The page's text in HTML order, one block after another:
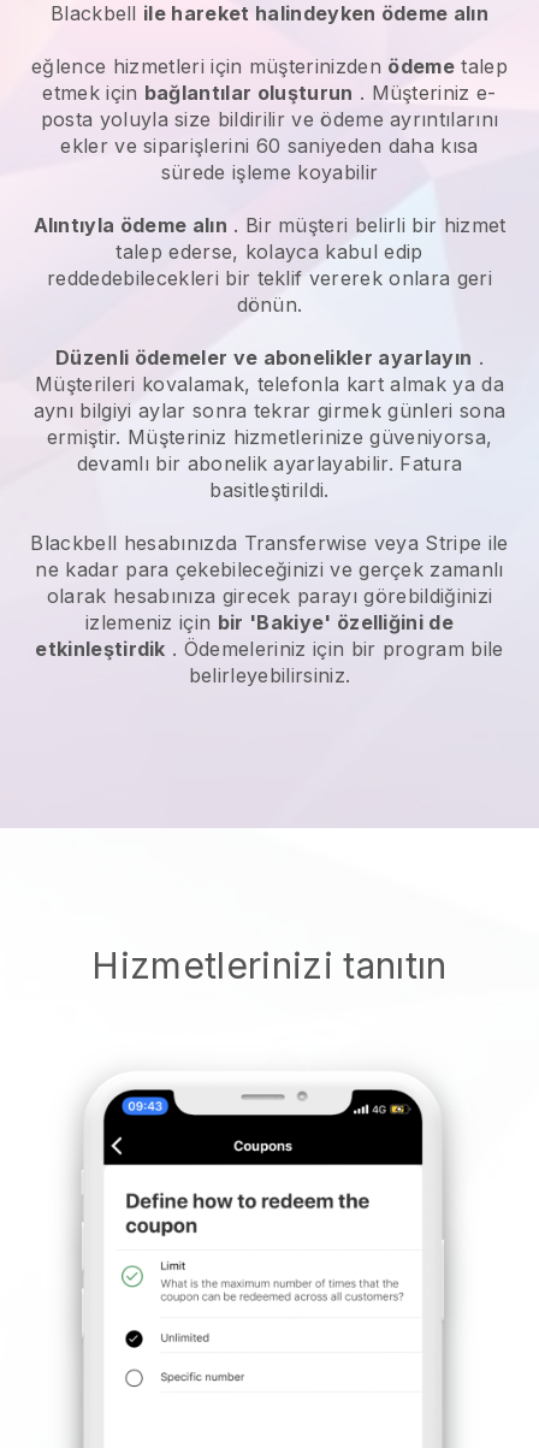
Blackbell ile hareket halindeyken ödeme alın
eğlence hizmetleri için müşterinizden ödemetalep
etmek için bağlantılar oluşturun . Müşteriniz e-
posta yoluyla size bildirilir ve ödeme ayrıntılarını
ekler ve siparişlerini 60 saniyeden daha kısa
sürede işleme koyabilir
Alıntıyla ödeme alın . Bir müşteri belirli bir hizmet
talep ederse, kolayca kabul edip
reddedebilecekleri bir teklif vererek onlara geri
dönün.
Düzenli ödemeler ve abonelikler ayarlayın .
Müşterileri kovalamak, telefonla kart almak ya da
aynı bilgiyi aylar sonra tekrar girmek günleri sona
ermiştir. Müşteriniz hizmetlerinize güveniyorsa,
devamlı bir abonelik ayarlayabilir. Fatura
basitleştirildi.
Blackbell hesabınızda Transferwise veya Stripe ile
ne kadar para çekebileceğinizi ve gerçek zamanlı
olarak hesabınıza girecek parayı görebildiğinizi
izlemeniz için bir 'Bakiye' özelliğini de
etkinleştirdik . Ödemeleriniz için bir program bile
belirleyebilirsiniz.
Hizmetlerinizi tanıtın